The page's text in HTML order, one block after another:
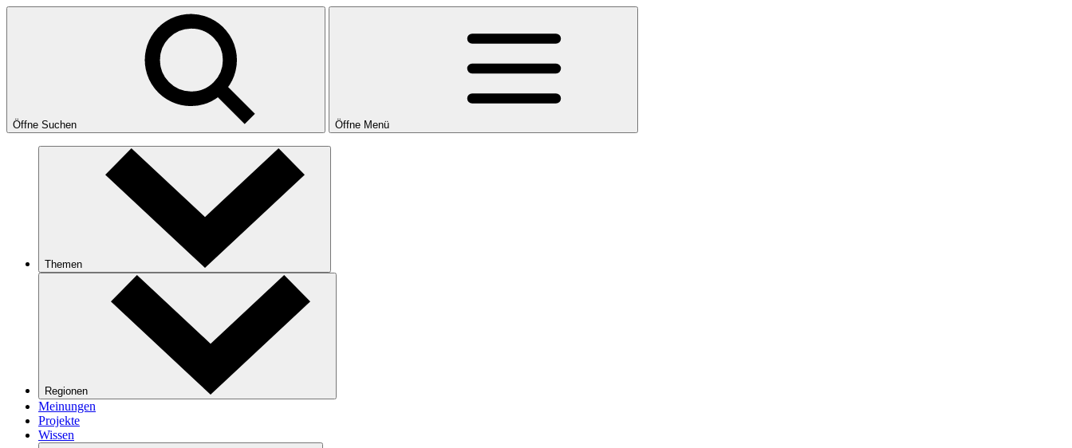
Öffne Suchen Öffne Menü
Themen
Regionen
Meinungen
Projekte
Wissen